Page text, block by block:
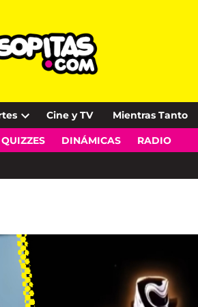
Open
dropdown
Cine y TV Mientras Tanto
QUIZZES DINÁMICAS RADIO